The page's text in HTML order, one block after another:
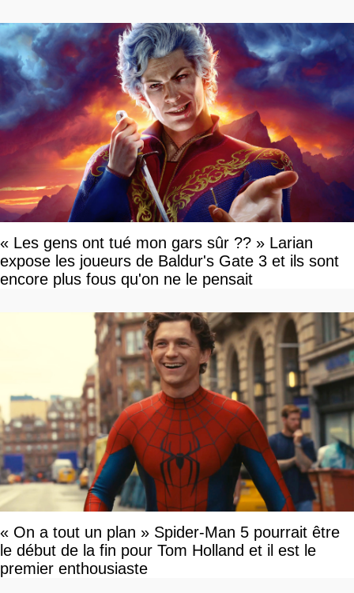
« Les gens ont tué mon gars sûr ?? » Larian
expose les joueurs de Baldur's Gate 3 et ils sont
encore plus fous qu'on ne le pensait
« On a tout un plan » Spider-Man 5 pourrait être
le début de la fin pour Tom Holland et il est le
premier enthousiaste